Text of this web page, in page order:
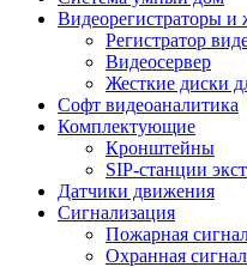
Видеорегистраторы и
Регистратор
Видеосервер
Жесткие диски
Софт видеоаналитика
Комплектующие
Кронштейны
SIP-станции
Датчики движения
Сигнализация
Пожарная
Охранная